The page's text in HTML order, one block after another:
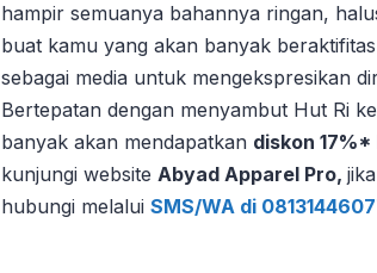
hampir semuanya bahannya ringan,
buat kamu yang akan banyak
sebagai media untuk mengekspresikan
Bertepatan dengan menyambut Hut Ri
banyak akan mendapatkan diskon 17%*
kunjungi websiteAbyad Apparel Pro,
hubungi melaluiSMS/WA di